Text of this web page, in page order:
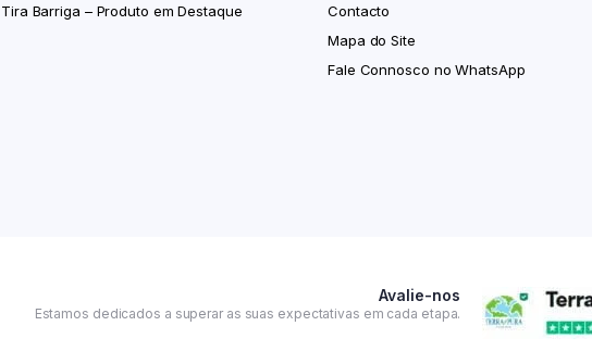
Tira Barriga – Produto em Destaque
Contacto
Mapa do Site
Fale Connosco no WhatsApp
Avalie-nos
Estamos dedicados a superar as suas expectativas em cada etapa.